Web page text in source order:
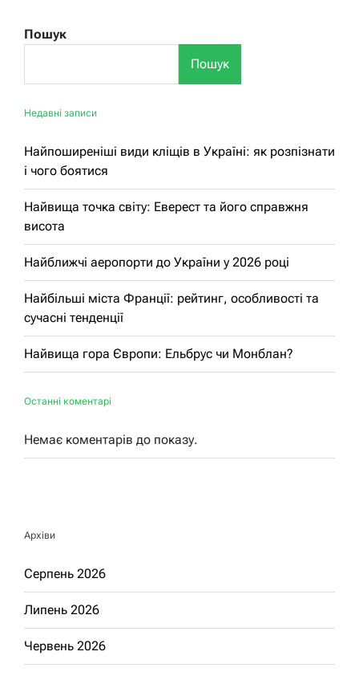
Пошук
Пошук
Недавні записи
Найпоширеніші види кліщів в Україні: як розпізнати
і чого боятися
Найвища точка світу: Еверест та його справжня
висота
Найближчі аеропорти до України у 2026 році
Найбільші міста Франції: рейтинг, особливості та
сучасні тенденції
Найвища гора Європи: Ельбрус чи Монблан?
Останні коментарі
Немає коментарів до показу.
Архіви
Серпень 2026
Липень 2026
Червень 2026